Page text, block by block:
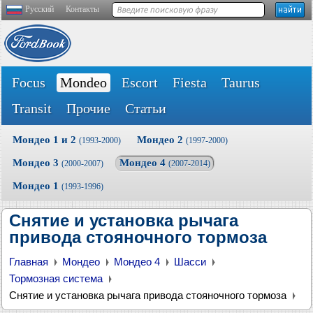
Русский Контакты
Focus Mondeo Escort Fiesta
Taurus
Transit
Прочие Статьи
Мондео 1 и 2 (1993-2000) Мондео 2 (1997-2000)
Мондео 3 (2000-2007) Мондео 4 (2007-2014)
Мондео 1 (1993-1996)
Снятие и установка рычага
привода стояночного тормоза
Главная Мондео Мондео 4
Шасси
Тормозная система
Снятие и установка рычага привода стояночного тормоза